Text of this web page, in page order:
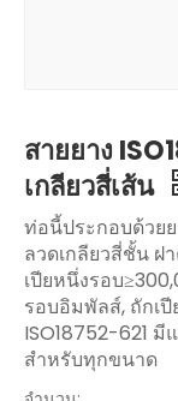
สายยาง
เกลียวสี่เส้น
ท่อนี้ประกอบด้วย
ลวดเกลียวสี่ชั้น
เปียหนึ่งรอบ
รอบอิมพัลส์, ถักเ
ISO18752-621
สำหรับทุกขนาด